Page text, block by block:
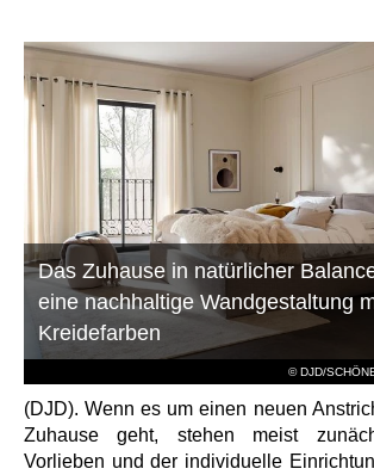
© DJD/
Das Zuhause in natürlicher
eine nachhaltige Wandgestaltung
Kreidefarben
(DJD). Wenn es um einen neuen
Zuhause geht, stehen meist
Vorlieben und der individuelle